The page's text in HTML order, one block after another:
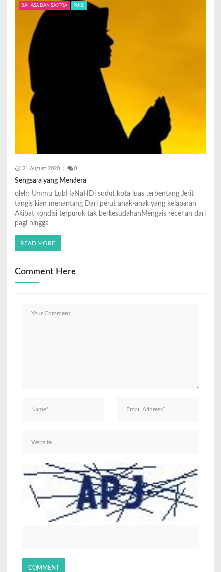
BAHASA DAN SASTRA PUISI
21 August 2020 0
Sengsara yang Mendera
oleh: Ummu LubHaNaHDi sudut kota luas terbentang Jerit
tangis kian menantang Dari perut anak-anak yang kelaparan
Akibat kondisi terpuruk tak berkesudahanMengais recehan dari
pagi hingga
READ MORE
Comment Here